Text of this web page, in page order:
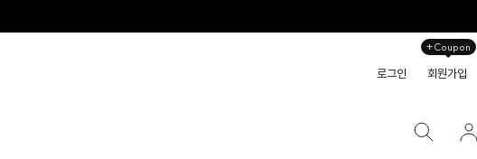
로그인 회원가입
+Coupon